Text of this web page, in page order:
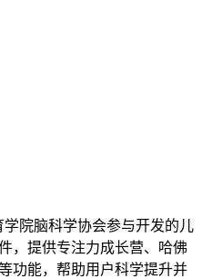
院脑科学协会参与开发的儿
，提供专注力成长营、哈佛
功能，帮助用户科学提升并